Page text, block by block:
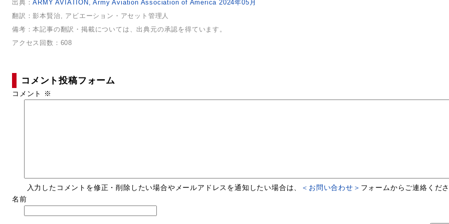
出典：ARMY AVIATION, Army Aviation Association of America 2024年05月
翻訳：影本賢治, アビエーション・アセット管理人
備考：本記事の翻訳・掲載については、出典元の承認を得ています。
アクセス回数：608
コメント投稿フォーム
コメント ※
入力したコメントを修正・削除したい場合やメールアドレスを通知したい場合は、 ＜お問い合わせ＞ フォームからご連絡くだ
名前